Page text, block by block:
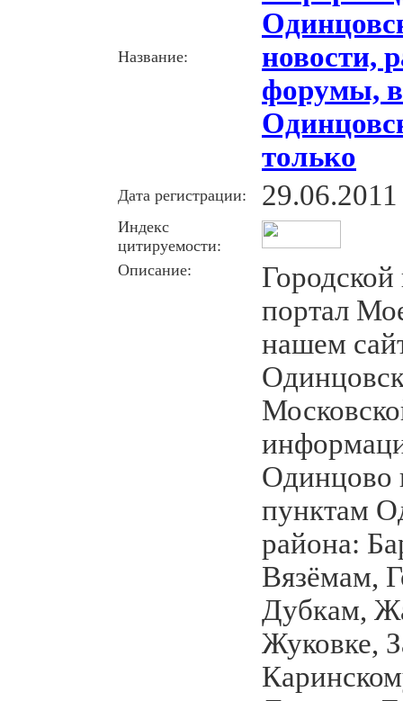
Название:
новости,
форумы,
только
Дата регистрации: 29.06.2011
Индекс
цитируемости:
Описание:
портал
нашем
Одинцово
пунктам
района:
Вязёмам,
Дубкам,
Жуковке,